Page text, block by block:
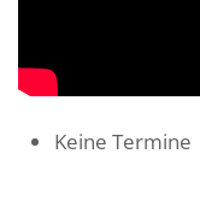
Keine Termine